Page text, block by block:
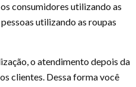
consumidores utilizando as
utilizando as roupas
o atendimento depois da
clientes. Dessa forma você